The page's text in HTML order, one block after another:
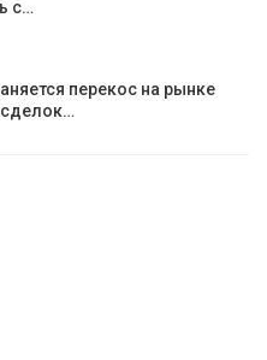
с…
перекос на рынке